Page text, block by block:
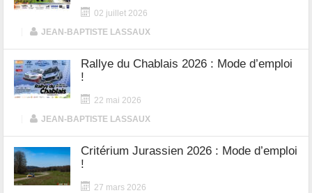
02 juillet 2026
JEAN-BAPTISTE LASSAUX
Rallye du Chablais 2026 : Mode d’emploi
!
22 mai 2026
JEAN-BAPTISTE LASSAUX
Critérium Jurassien 2026 : Mode d’emploi
!
27 mars 2026